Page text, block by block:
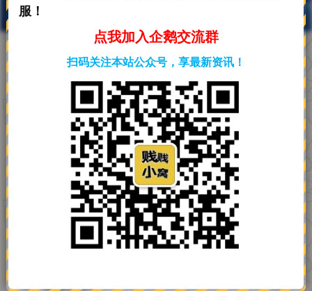
服！
点我加入企鹅交流群
扫码关注本站公众号，享最新资讯！
必备软件 正文